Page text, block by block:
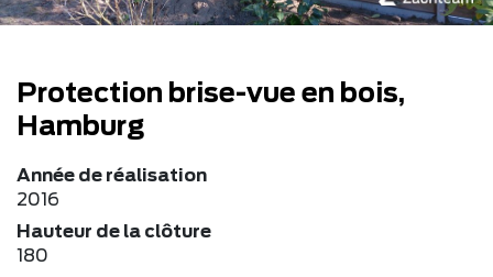
Protection brise-vue en bois,
Hamburg
Année de réalisation
2016
Hauteur de la clôture
180